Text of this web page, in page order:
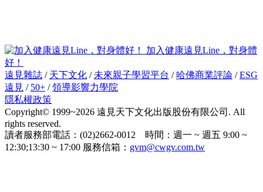
加入健康遠見Line，對身體
好！
遠見雜誌 / 天下文化 /未來親子學習平台 / 哈佛商業評論 /ESG
遠見 / 50+ /領導影響力學院
隱私權政策
Copyright© 1999~2026 遠見天下文化出版股份有限公司. All
rights reserved.
讀者服務部電話：(02)2662-0012 時間：週一 ~ 週五 9:00 ~
12:30;13:30 ~ 17:00 服務信箱： gvm@cwgv.com.tw